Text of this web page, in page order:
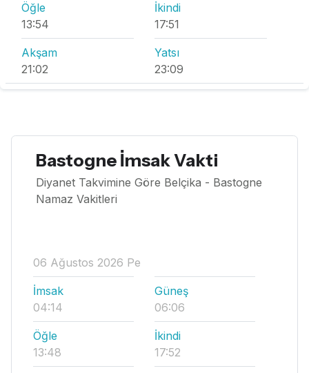
Öğle
13:54
İkindi
17:51
Akşam
21:02
Yatsı
23:09
Bastogne İmsak Vakti
Diyanet Takvimine Göre Belçika - Bastogne
Namaz Vakitleri
06 Ağustos 2026 Pe
İmsak
04:14
Güneş
06:06
Öğle
13:48
İkindi
17:52